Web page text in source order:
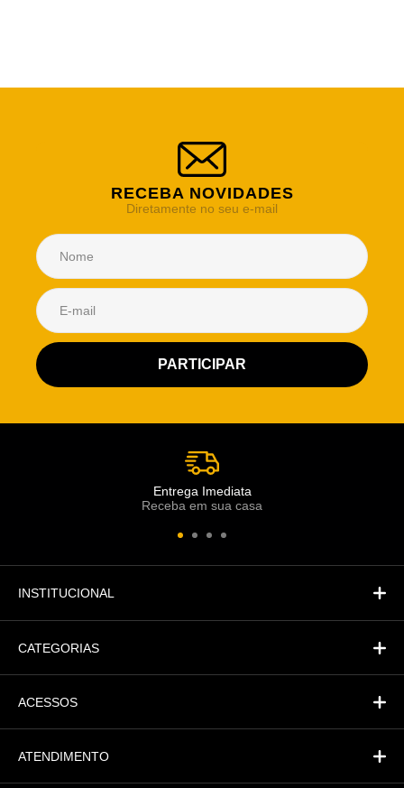
RECEBA NOVIDADES
Diretamente no seu e-mail
Entrega Imediata
Receba em sua casa
INSTITUCIONAL
CATEGORIAS
ACESSOS
ATENDIMENTO
Atendimento Rei de Casa